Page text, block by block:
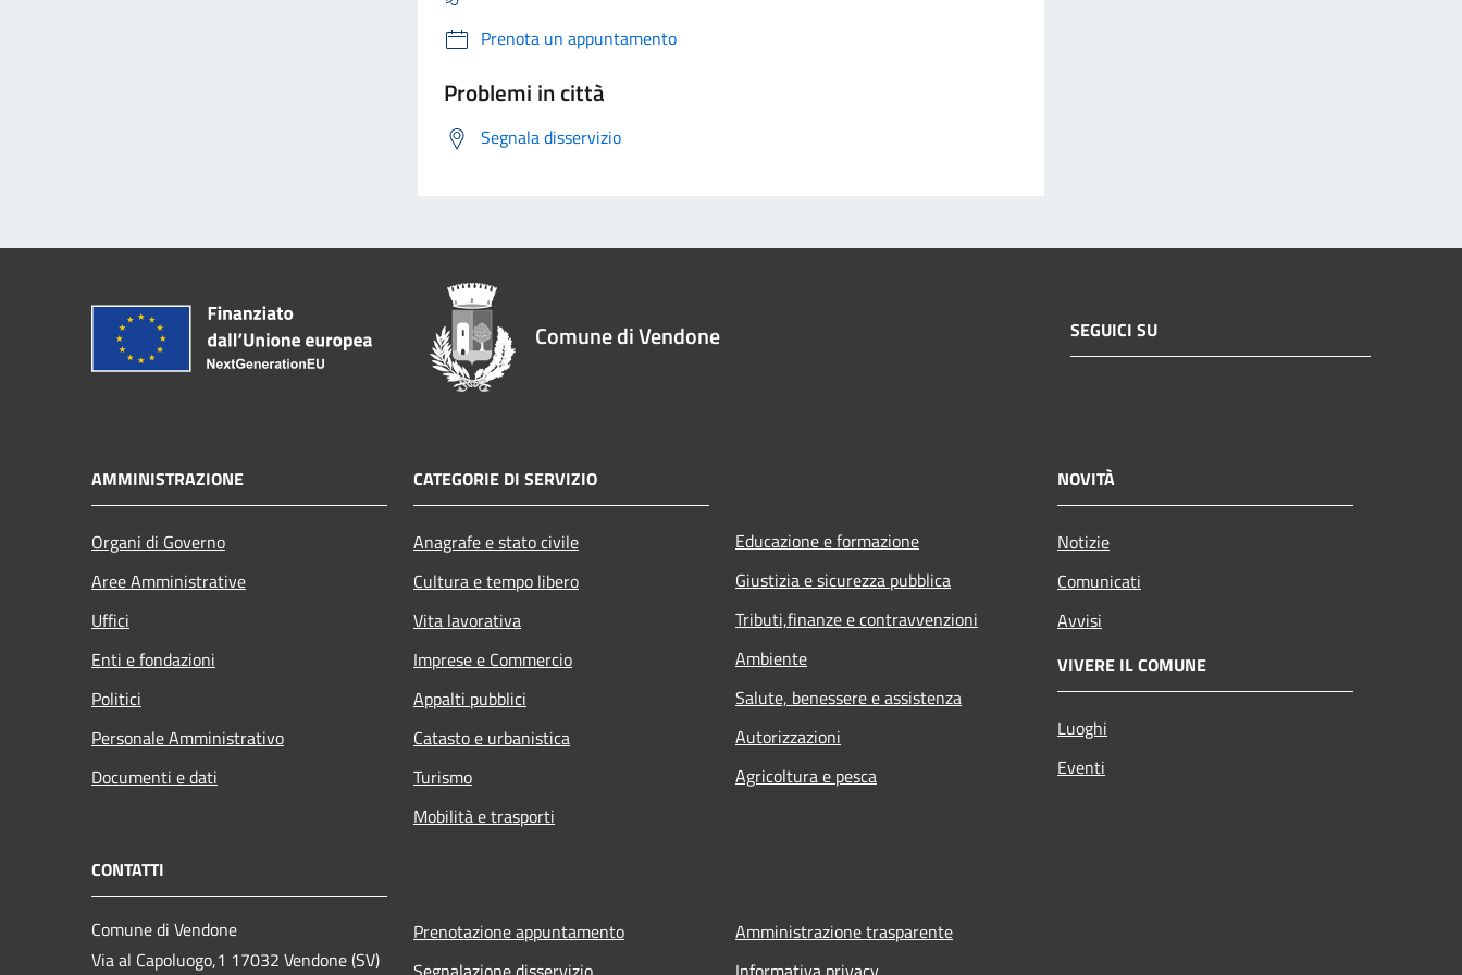
Prenota un appuntamento
Problemi in città
Segnala disservizio
Comune di Vendone SEGUICI SU
AMMINISTRAZIONE
Organi di Governo
Aree Amministrative
Uffici
Enti e fondazioni
Politici
Personale Amministrativo
Documenti e dati
CATEGORIE DI SERVIZIO
Anagrafe e stato civile
Cultura e tempo libero
Vita lavorativa
Imprese e Commercio
Appalti pubblici
Catasto e urbanistica
Turismo
Mobilità e trasporti
Educazione e formazione
Giustizia e sicurezza pubblica
Tributi,finanze e contravvenzioni
Ambiente
Salute, benessere e assistenza
Autorizzazioni
Agricoltura e pesca
NOVITÀ
Notizie
Comunicati
Avvisi
VIVERE IL COMUNE
Luoghi
Eventi
CONTATTI
Comune di Vendone
Via al Capoluogo,1 17032 Vendone (SV)
Prenotazione appuntamento
Amministrazione trasparente